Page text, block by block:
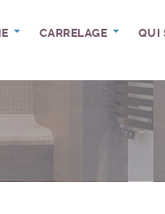
CARRELAGE QUI